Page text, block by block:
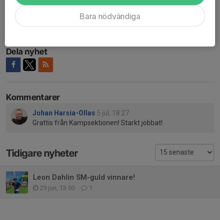
Om du som företagare vill stötta Leon i sin satsning, så finns
den möjligheten att göra så genom föreningens elitprogram.
Dela nyhet
Kommentarer
Johan Harsia-Ollas 5 jul, 18:27
Grattis från Kampsektionen! Starkt jobbat!
Tidigare nyheter
Leon Dahlin SM-guld vinnare!
29 jun, 13:50 1
Bara nödvändiga